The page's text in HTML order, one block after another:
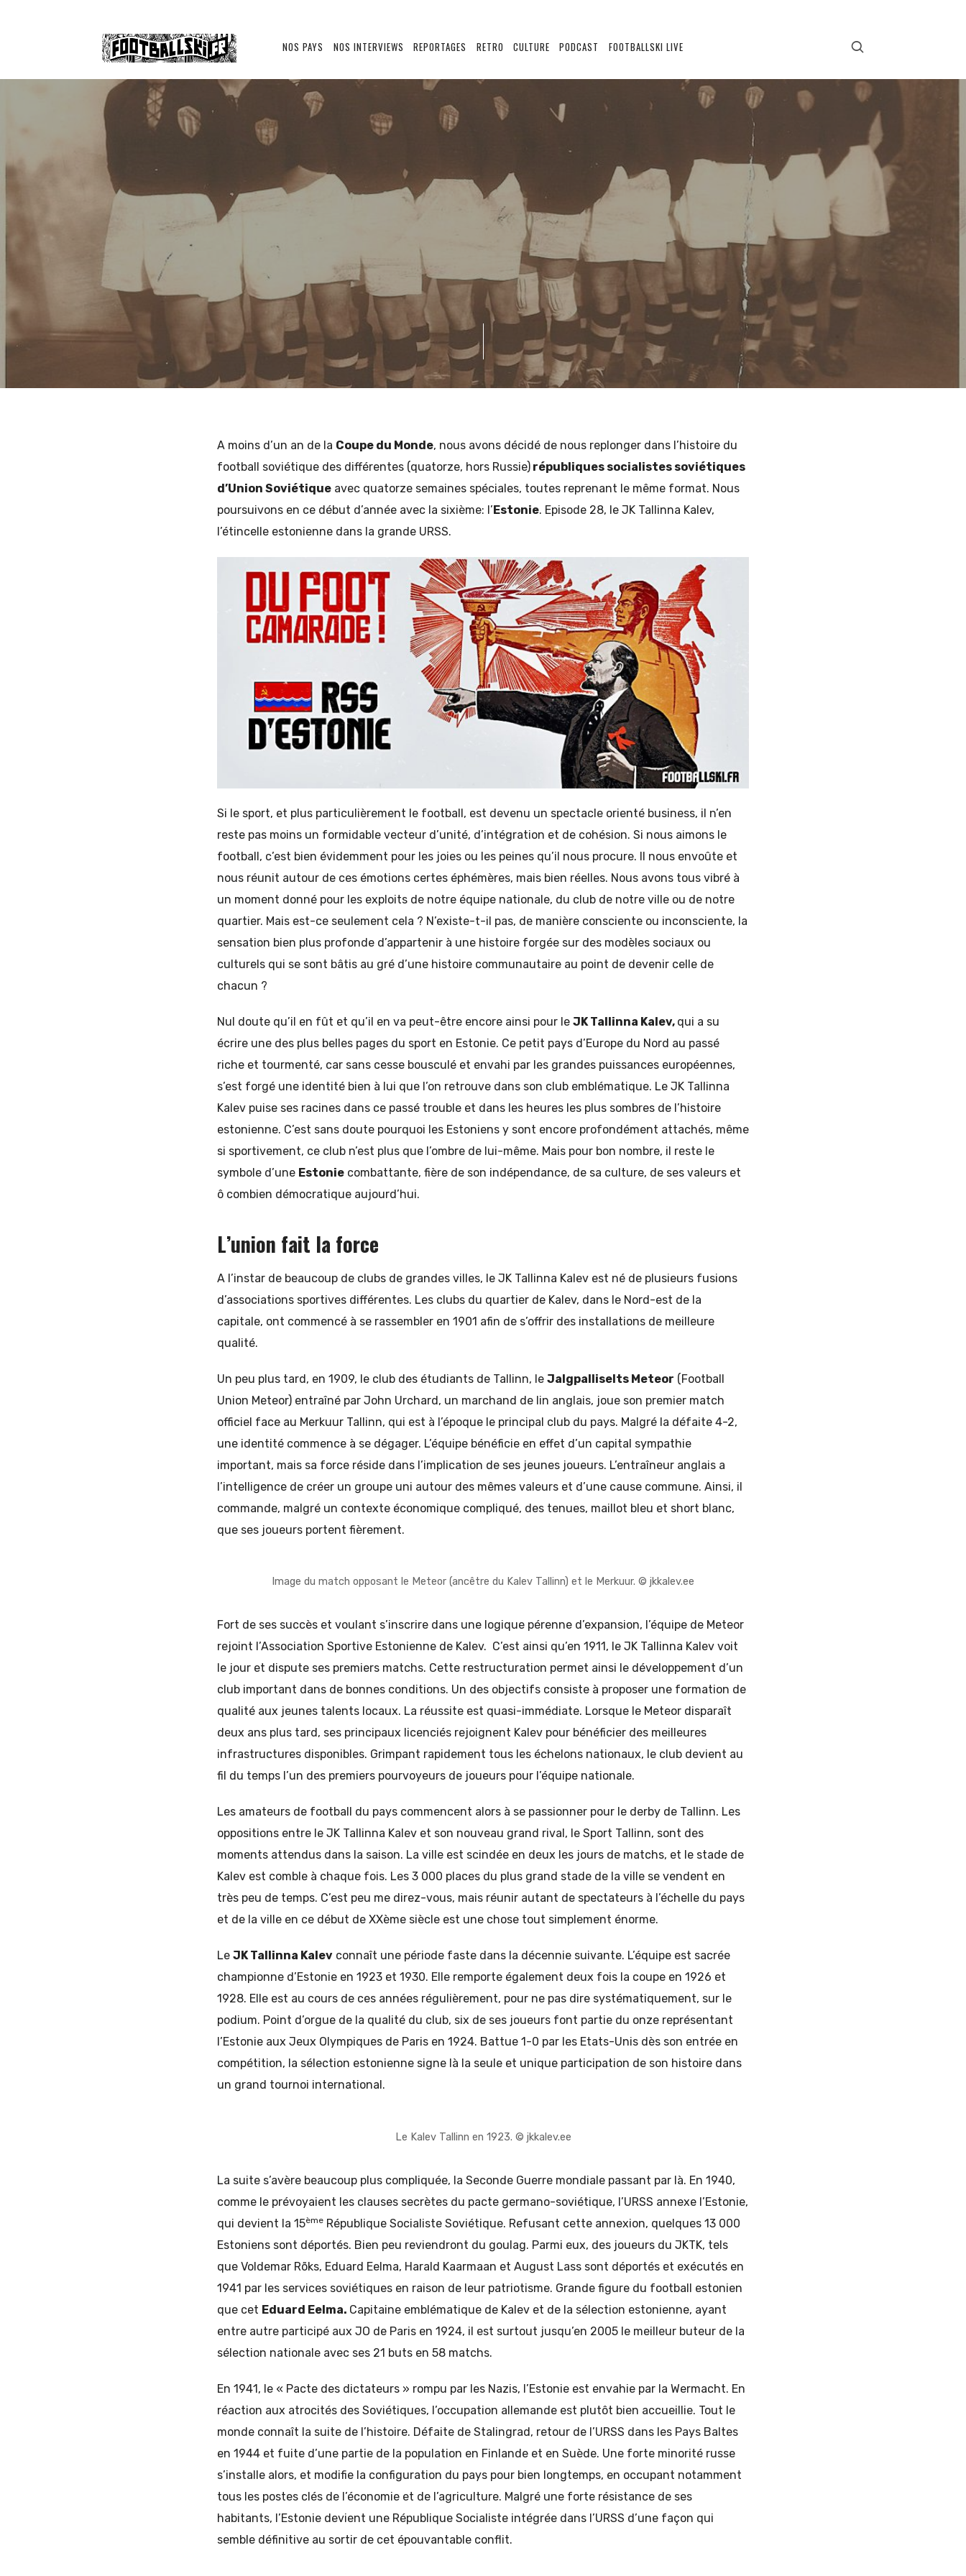
Footballski
football
d'Europe
centrale
NOS PAYS NOS INTERVIEWS REPORTAGES RETRO CULTURE PODCAST FOOTBALLSKI LIVE
17 JANVIER 2018 INVITÉ
A moins d’un an de la Coupe du Monde, nous avons décidé de nous replonger dans l’histoire du
football soviétique des différentes (quatorze, hors Russie) républiques socialistes soviétiques
d’Union Soviétique avec quatorze semaines spéciales, toutes reprenant le même format. Nous
poursuivons en ce début d’année avec la sixième: l’Estonie. Episode 28, le JK Tallinna Kalev,
l’étincelle estonienne dans la grande URSS.
Si le sport, et plus particulièrement le football, est devenu un spectacle orienté business, il n’en
reste pas moins un formidable vecteur d’unité, d’intégration et de cohésion. Si nous aimons le
football, c’est bien évidemment pour les joies ou les peines qu’il nous procure. Il nous envoûte et
nous réunit autour de ces émotions certes éphémères, mais bien réelles. Nous avons tous vibré à
un moment donné pour les exploits de notre équipe nationale, du club de notre ville ou de notre
quartier. Mais est-ce seulement cela ? N’existe-t-il pas, de manière consciente ou inconsciente, la
sensation bien plus profonde d’appartenir à une histoire forgée sur des modèles sociaux ou
culturels qui se sont bâtis au gré d’une histoire communautaire au point de devenir celle de
chacun ?
Nul doute qu’il en fût et qu’il en va peut-être encore ainsi pour le JK Tallinna Kalev, qui a su
écrire une des plus belles pages du sport en Estonie. Ce petit pays d’Europe du Nord au passé
riche et tourmenté, car sans cesse bousculé et envahi par les grandes puissances européennes,
s’est forgé une identité bien à lui que l’on retrouve dans son club emblématique. Le JK Tallinna
Kalev puise ses racines dans ce passé trouble et dans les heures les plus sombres de l’histoire
estonienne. C’est sans doute pourquoi les Estoniens y sont encore profondément attachés, même
si sportivement, ce club n’est plus que l’ombre de lui-même. Mais pour bon nombre, il reste le
symbole d’une Estonie combattante, fière de son indépendance, de sa culture, de ses valeurs et
ô combien démocratique aujourd’hui.
L’union fait la force
A l’instar de beaucoup de clubs de grandes villes, le JK Tallinna Kalev est né de plusieurs fusions
d’associations sportives différentes. Les clubs du quartier de Kalev, dans le Nord-est de la
capitale, ont commencé à se rassembler en 1901 afin de s’offrir des installations de meilleure
qualité.
Un peu plus tard, en 1909, le club des étudiants de Tallinn, le Jalgpalliselts Meteor (Football
Union Meteor) entraîné par John Urchard, un marchand de lin anglais, joue son premier match
officiel face au Merkuur Tallinn, qui est à l’époque le principal club du pays. Malgré la défaite 4-2,
une identité commence à se dégager. L’équipe bénéficie en effet d’un capital sympathie
important, mais sa force réside dans l’implication de ses jeunes joueurs. L’entraîneur anglais a
l’intelligence de créer un groupe uni autour des mêmes valeurs et d’une cause commune. Ainsi, il
commande, malgré un contexte économique compliqué, des tenues, maillot bleu et short blanc,
que ses joueurs portent fièrement.
Image du match opposant le Meteor (ancêtre du Kalev Tallinn) et le Merkuur. © jkkalev.ee
Fort de ses succès et voulant s’inscrire dans une logique pérenne d’expansion, l’équipe de Meteor
rejoint l’Association Sportive Estonienne de Kalev. C’est ainsi qu’en 1911, le JK Tallinna Kalev voit
le jour et dispute ses premiers matchs. Cette restructuration permet ainsi le développement d’un
club important dans de bonnes conditions. Un des objectifs consiste à proposer une formation de
qualité aux jeunes talents locaux. La réussite est quasi-immédiate. Lorsque le Meteor disparaît
deux ans plus tard, ses principaux licenciés rejoignent Kalev pour bénéficier des meilleures
infrastructures disponibles. Grimpant rapidement tous les échelons nationaux, le club devient au
fil du temps l’un des premiers pourvoyeurs de joueurs pour l’équipe nationale.
Les amateurs de football du pays commencent alors à se passionner pour le derby de Tallinn. Les
oppositions entre le JK Tallinna Kalev et son nouveau grand rival, le Sport Tallinn, sont des
moments attendus dans la saison. La ville est scindée en deux les jours de matchs, et le stade de
Kalev est comble à chaque fois. Les 3 000 places du plus grand stade de la ville se vendent en
très peu de temps. C’est peu me direz-vous, mais réunir autant de spectateurs à l’échelle du pays
et de la ville en ce début de XXème siècle est une chose tout simplement énorme.
Le JK Tallinna Kalev connaît une période faste dans la décennie suivante. L’équipe est sacrée
championne d’Estonie en 1923 et 1930. Elle remporte également deux fois la coupe en 1926 et
1928. Elle est au cours de ces années régulièrement, pour ne pas dire systématiquement, sur le
podium. Point d’orgue de la qualité du club, six de ses joueurs font partie du onze représentant
l’Estonie aux Jeux Olympiques de Paris en 1924. Battue 1-0 par les Etats-Unis dès son entrée en
compétition, la sélection estonienne signe là la seule et unique participation de son histoire dans
un grand tournoi international.
Le Kalev Tallinn en 1923. © jkkalev.ee
La suite s’avère beaucoup plus compliquée, la Seconde Guerre mondiale passant par là. En 1940,
comme le prévoyaient les clauses secrètes du pacte germano-soviétique, l’URSS annexe l’Estonie,
qui devient la 15ème République Socialiste Soviétique. Refusant cette annexion, quelques 13 000
Estoniens sont déportés. Bien peu reviendront du goulag. Parmi eux, des joueurs du JKTK, tels
que Voldemar Rõks, Eduard Eelma, Harald Kaarmaan et August Lass sont déportés et exécutés en
1941 par les services soviétiques en raison de leur patriotisme. Grande figure du football estonien
que cet Eduard Eelma. Capitaine emblématique de Kalev et de la sélection estonienne, ayant
entre autre participé aux JO de Paris en 1924, il est surtout jusqu’en 2005 le meilleur buteur de la
sélection nationale avec ses 21 buts en 58 matchs.
En 1941, le « Pacte des dictateurs » rompu par les Nazis, l’Estonie est envahie par la Wermacht. En
réaction aux atrocités des Soviétiques, l’occupation allemande est plutôt bien accueillie. Tout le
monde connaît la suite de l’histoire. Défaite de Stalingrad, retour de l’URSS dans les Pays Baltes
en 1944 et fuite d’une partie de la population en Finlande et en Suède. Une forte minorité russe
s’installe alors, et modifie la configuration du pays pour bien longtemps, en occupant notamment
tous les postes clés de l’économie et de l’agriculture. Malgré une forte résistance de ses
habitants, l’Estonie devient une République Socialiste intégrée dans l’URSS d’une façon qui
semble définitive au sortir de cet épouvantable conflit.